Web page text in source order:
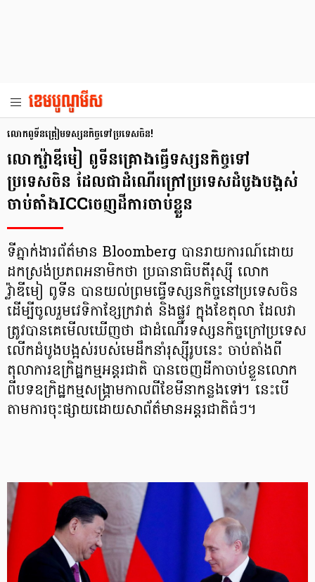
លោកពូទីនត្រៀមទស្សនកិច្ចទៅប្រទេសចិន!
លោកវ្ល៉ាឌីមៀ ពូទីនគ្រោងធ្វើទស្សនកិច្ចទៅ
ប្រទេសចិន ដែលជាដំណើរក្រៅប្រទេសដំបូងបង្អស់
ចាប់តាំងICCចេញដីការចាប់ខ្លួន
ទីភ្នាក់ងារព័ត៌មាន Bloomberg បានរាយការណ៍ដោយ
ដកស្រង់ប្រភពអនាមិកថា ប្រធានាធិបតីរុស្ស៊ី លោក
វ្ល៉ាឌីមៀ ពូទីន បានយល់ព្រមធ្វើទស្សនកិច្ចនៅប្រទេសចិន
ដើម្បីចូលរួមវេទិកាខ្សែក្រវាត់ និងផ្លូវ ក្នុងខែតុលា ដែលវា
ត្រូវបានគេមើលឃើញថា ជាដំណើរទស្សនកិច្ចក្រៅប្រទេស
លើកដំបូងបង្អស់របស់មេដឹកនាំរុស្ស៊ីរូបនេះ ចាប់តាំងពី
តុលាការឧក្រិដ្ឋកម្មអន្តរជាតិ បានចេញដីកាចាប់ខ្លួនលោក
ពីបទឧក្រិដ្ឋកម្មសង្រ្គាមកាលពីខែមីនាកន្លងទៅ។ នេះបើ
តាមការចុះផ្សាយដោយសាព័ត៌មានអន្តរជាតិធំៗ។